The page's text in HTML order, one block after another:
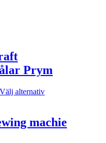
Prym
Välj alternativ
machie